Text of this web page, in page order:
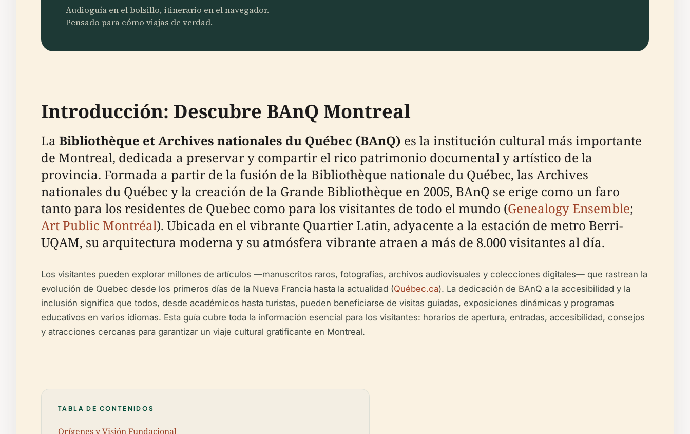
Audioguía en el bolsillo, itinerario en el navegador.
Pensado para cómo viajas de verdad.
Introducción: Descubre BAnQ Montreal
La Bibliothèque et Archives nationales du Québec (BAnQ) es la institución cultural más importante
de Montreal, dedicada a preservar y compartir el rico patrimonio documental y artístico de la
provincia. Formada a partir de la fusión de la Bibliothèque nationale du Québec, las Archives
nationales du Québec y la creación de la Grande Bibliothèque en 2005, BAnQ se erige como un faro
tanto para los residentes de Quebec como para los visitantes de todo el mundo (Genealogy Ensemble;
Art Public Montréal). Ubicada en el vibrante Quartier Latin, adyacente a la estación de metro Berri-
UQAM, su arquitectura moderna y su atmósfera vibrante atraen a más de 8.000 visitantes al día.
Los visitantes pueden explorar millones de artículos —manuscritos raros, fotografías, archivos audiovisuales y colecciones digitales— que rastrean la
evolución de Quebec desde los primeros días de la Nueva Francia hasta la actualidad (Québec.ca). La dedicación de BAnQ a la accesibilidad y la
inclusión significa que todos, desde académicos hasta turistas, pueden beneficiarse de visitas guiadas, exposiciones dinámicas y programas
educativos en varios idiomas. Esta guía cubre toda la información esencial para los visitantes: horarios de apertura, entradas, accesibilidad, consejos
y atracciones cercanas para garantizar un viaje cultural gratificante en Montreal.
TABLA DE CONTENIDOS
Orígenes y Visión Fundacional